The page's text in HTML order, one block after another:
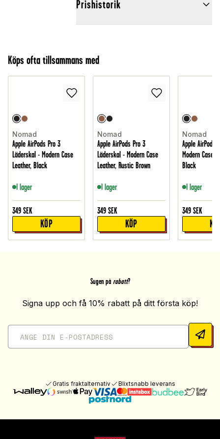
Prishistorik
Köps ofta tillsammans med
Nomad
Apple AirPods Pro 3
Läderskal - Modern Case
Leather, Black
I lager
349 SEK
KÖP
Nomad
Apple AirPods Pro 3
Läderskal - Modern Case
Leather, Rustic Brown
I lager
349 SEK
KÖP
Nomad
Apple AirPods
Modern Case
Black
I lager
349 SEK
Sugen på rabatt?
Signa upp och få 10% rabatt på ditt första köp!
Gratis fraktalternativ Blixtsnabb leverans